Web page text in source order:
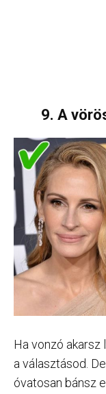
9. A
Ha vonzó akarsz
a választásod.
óvatosan bánsz